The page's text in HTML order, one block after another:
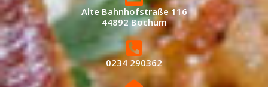
Alte Bahnhofstraße 116
44892 Bochum
0234 290362